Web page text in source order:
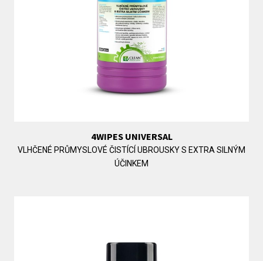
4WIPES UNIVERSAL
VLHČENÉ PRŮMYSLOVÉ ČISTÍCÍ UBROUSKY S EXTRA SILNÝM
ÚČINKEM